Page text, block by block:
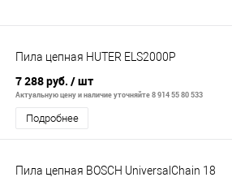
Пила цепная HUTER ELS2000P
7 288 руб. / шт
Актуальную цену и наличие уточняйте 8 914 55 80 533
Подробнее
Пила цепная BOSCH UniversalChain 18